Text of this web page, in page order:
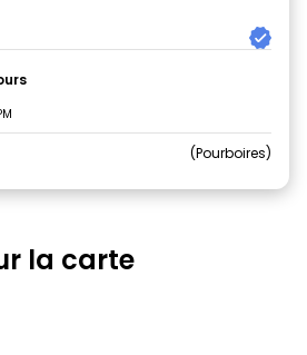
Pourboires
la carte